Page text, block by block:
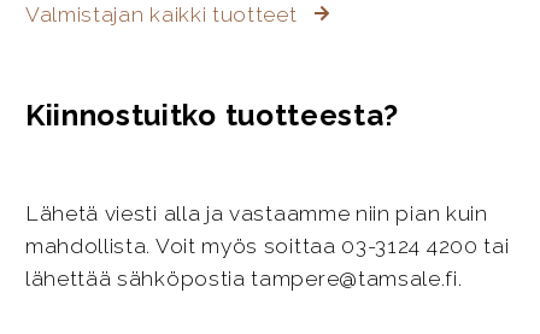
Valmistajan kaikki tuotteet
Kiinnostuitko tuotteesta?
Lähetä viesti alla ja vastaamme niin pian kuin
mahdollista. Voit myös soittaa 03-3124 4200 tai
lähettää sähköpostia tampere@tamsale.fi.